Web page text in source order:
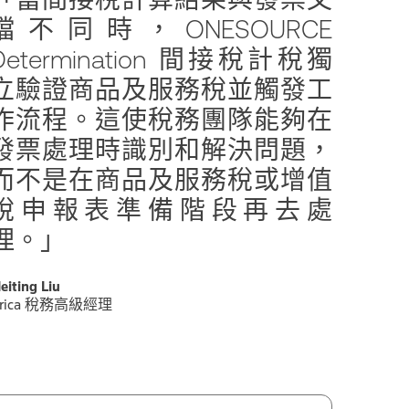
不同時，ONESOURCE
間接稅計稅獨
驗證商品及服務稅並觸發工
流程。這使稅務團隊能夠在
票處理時識別和解決問題，
不是在商品及服務稅或增值
申報表準備階段再去處
。」
Liu
稅務高級經理